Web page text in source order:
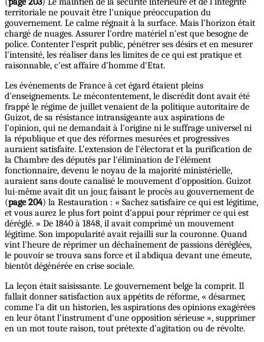
territoriale ne pouvait être l'unique préoccupation du
gouvernement. Le calme régnait à la surface. Mais l'horizon était
chargé de nuages. Assurer l'ordre matériel n'est que besogne de
police. Contenter l'esprit public, pénétrer ses désirs et en mesurer
l'intensité, les réaliser dans les limites de ce qui est pratique et
raisonnable, c'est affaire d'homme d'Etat.
Les événements de France à cet égard étaient pleins
d'enseignements. Le mécontentement, le discrédit dont avait été
frappé le régime de juillet venaient de la politique autoritaire de
Guizot, de sa résistance intransigeante aux aspirations de
l'opinion, qui ne demandait à l'origine ni le suffrage universel ni
la république et que des réformes mesurées et progressives
auraient satisfaite. L'extension de l'électorat et la purification de
la Chambre des députés par l'élimination de l'élément
fonctionnaire, devenu le noyau de la majorité ministérielle,
auraient sans doute canalisé le mouvement d'opposition. Guizot
lui-même avait dit un jour, faisant le procès au gouvernement de
(page 204) la Restauration : « Sachez satisfaire ce qui est légitime,
et vous aurez le plus fort point d'appui pour réprimer ce qui est
déréglé. » De 1840 à 1848, il avait comprimé un mouvement
légitime. Son impopularité avait rejailli sur la couronne. Quand
vint l'heure de réprimer un déchaînement de passions déréglées,
le pouvoir se trouva sans force et il abdiqua devant une émeute,
bientôt dégénérée en crise sociale.
La leçon était saisissante. Le gouvernement belge la comprit. Il
fallait donner satisfaction aux appétits de réforme, « désarmer,
comme l'a dit un historien, les aspirations des opinions exagérées
en leur ôtant l'instrument d'une opposition sérieuse », supprimer
en un mot toute raison, tout prétexte d'agitation ou de révolte.